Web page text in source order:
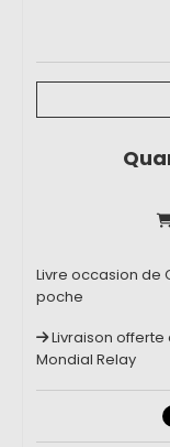
Livre occasion de
poche
Livraison
Mondial Relay